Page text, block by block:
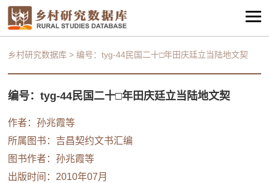
乡村研究数据库 >编号：tyg-44民国二十□年田庆廷立当陆地文契
编号：tyg-44民国二十□年田庆廷立当陆地文契
作者：孙兆霞等
所属图书： 吉昌契约文书汇编
图书作者：孙兆霞等
出版时间：2010年07月